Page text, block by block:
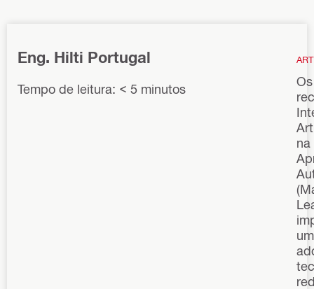
Eng. Hilti Portugal
Tempo de leitura: < 5 minutos
na